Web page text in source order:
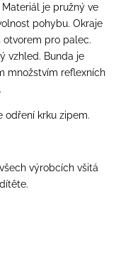
je pružný ve
pohybu. Okraje
otvorem pro palec.
vzhled. Bunda je
množstvím reflexních
odření krku zipem.
výrobcích všitá